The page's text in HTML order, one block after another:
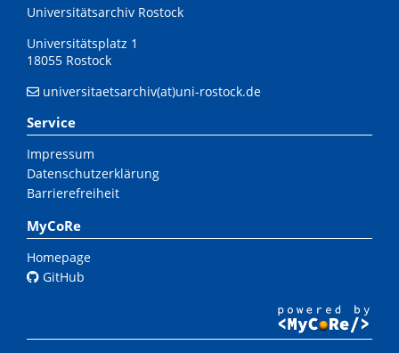
Universitätsarchiv Rostock
Universitätsplatz 1
18055 Rostock
universitaetsarchiv(at)uni-rostock.de
Service
Impressum
Datenschutzerklärung
Barrierefreiheit
MyCoRe
Homepage
GitHub